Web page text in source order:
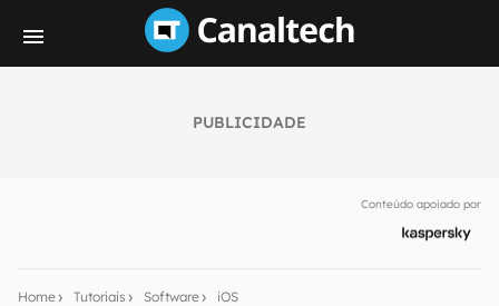
PUBLICIDADE
Conteúdo apoiado por
Home Tutoriais Software iOS
notícias e reviews sobre tecnologia em primeira